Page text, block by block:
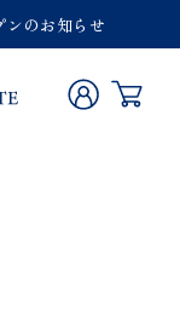
のお知らせ